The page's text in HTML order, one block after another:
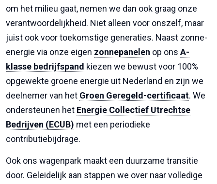
om het milieu gaat, nemen we dan ook graag onze
verantwoordelijkheid. Niet alleen voor onszelf, maar
juist ook voor toekomstige generaties. Naast zonne-
energie via onze eigen zonnepanelen op ons A-
klasse bedrijfspand kiezen we bewust voor 100%
opgewekte groene energie uit Nederland en zijn we
deelnemer van het Groen Geregeld-certificaat. We
ondersteunen het Energie Collectief Utrechtse
Bedrijven (ECUB) met een periodieke
contributiebijdrage.
Ook ons wagenpark maakt een duurzame transitie
door. Geleidelijk aan stappen we over naar volledige